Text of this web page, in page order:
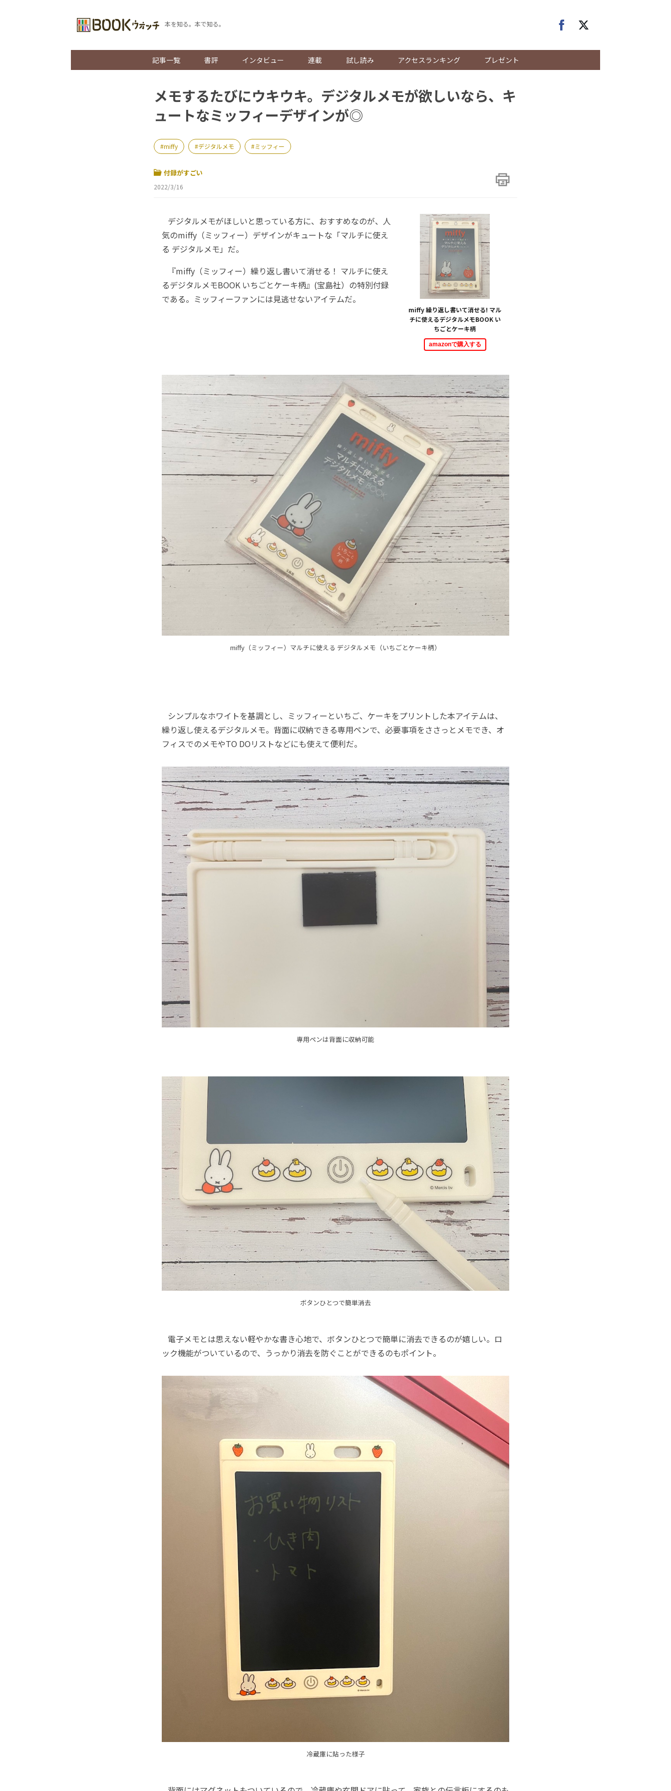
本を知る。本で知る。
記事一覧 書評 インタビュー 連載 試し読み アクセスランキング プレゼント
メモするたびにウキウキ。デジタルメモが欲しいなら、キ
ュートなミッフィーデザインが◎
miffy デジタルメモ ミッフィー
付録がすごい
2022/3/16
miffy 繰り返し書いて消せる! マル
チに使えるデジタルメモBOOK い
ちごとケーキ柄
amazonで購入する
デジタルメモがほしいと思っている方に、おすすめなのが、人
気のmiffy（ミッフィー）デザインがキュートな「マルチに使え
る デジタルメモ」だ。
『miffy（ミッフィー）繰り返し書いて消せる！ マルチに使え
るデジタルメモBOOK いちごとケーキ柄』(宝島社）の特別付録
である。ミッフィーファンには見逃せないアイテムだ。
miffy（ミッフィー）マルチに使える デジタルメモ（いちごとケーキ柄）
シンプルなホワイトを基調とし、ミッフィーといちご、ケーキをプリントした本アイテムは、
繰り返し使えるデジタルメモ。背面に収納できる専用ペンで、必要事項をささっとメモでき、オ
フィスでのメモやTO DOリストなどにも使えて便利だ。
専用ペンは背面に収納可能
ボタンひとつで簡単消去
電子メモとは思えない軽やかな書き心地で、ボタンひとつで簡単に消去できるのが嬉しい。ロ
ック機能がついているので、うっかり消去を防ぐことができるのもポイント。
冷蔵庫に貼った様子